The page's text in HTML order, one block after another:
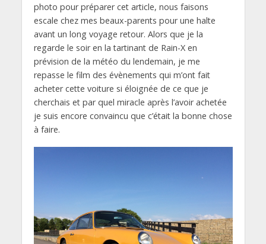
photo pour préparer cet article, nous faisons
escale chez mes beaux-parents pour une halte
avant un long voyage retour. Alors que je la
regarde le soir en la tartinant de Rain-X en
prévision de la météo du lendemain, je me
repasse le film des évènements qui m’ont fait
acheter cette voiture si éloignée de ce que je
cherchais et par quel miracle après l’avoir achetée
je suis encore convaincu que c’était la bonne chose
à faire.